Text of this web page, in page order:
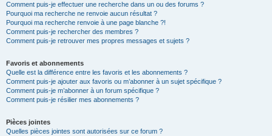
Comment puis-je effectuer une recherche dans un ou des forums ?
Pourquoi ma recherche ne renvoie aucun résultat ?
Pourquoi ma recherche renvoie à une page blanche ?!
Comment puis-je rechercher des membres ?
Comment puis-je retrouver mes propres messages et sujets ?
Favoris et abonnements
Quelle est la différence entre les favoris et les abonnements ?
Comment puis-je ajouter aux favoris ou m’abonner à un sujet spécifique ?
Comment puis-je m’abonner à un forum spécifique ?
Comment puis-je résilier mes abonnements ?
Pièces jointes
Quelles pièces jointes sont autorisées sur ce forum ?